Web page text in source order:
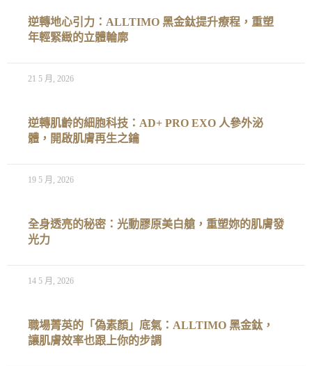
逆轉地心引力：ALLTIMO 黑金鈦提升療程，重塑
年輕緊緻的立體輪廓
21 5 月, 2026
逆轉肌齡的細胞科技：AD+ PRO EXO 人參外泌
體，開啟肌膚再生之鑰
19 5 月, 2026
全身透亮的秘密：光動膠原美白艙，重塑妳的肌膚發
光力
14 5 月, 2026
職場菁英的「偽素顏」底氣：ALLTIMO 黑金鈦，
讓肌膚效率也跟上你的步調